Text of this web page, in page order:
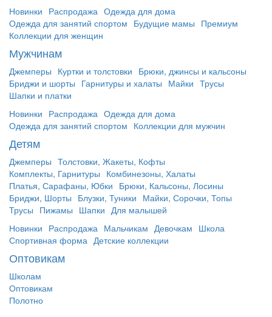
Новинки Распродажа Одежда для дома
Одежда для занятий спортом Будущие мамы Премиум
Коллекции для женщин
Мужчинам
Джемперы Куртки и толстовки Брюки, джинсы и кальсоны
Бриджи и шорты Гарнитуры и халаты Майки Трусы
Шапки и платки
Новинки Распродажа Одежда для дома
Одежда для занятий спортом Коллекции для мужчин
Детям
Джемперы Толстовки, Жакеты, Кофты
Комплекты, Гарнитуры Комбинезоны, Халаты
Платья, Сарафаны, Юбки Брюки, Кальсоны, Лосины
Бриджи, Шорты Блузки, Туники Майки, Сорочки, Топы
Трусы Пижамы Шапки Для малышей
Новинки Распродажа Мальчикам Девочкам Школа
Спортивная форма Детские коллекции
Оптовикам
Школам
Оптовикам
Полотно